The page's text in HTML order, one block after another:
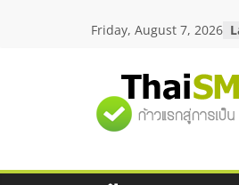
Friday, August 7, 2026
"ศูนย์
รวม